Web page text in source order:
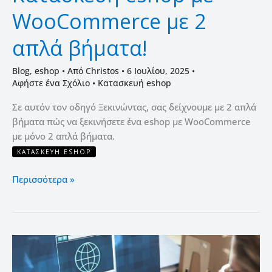
WooCommerce με 2
απλά βήματα!
Blog, eshop • Από Christos • 6 Ιουλίου, 2025 •
Αφήστε ένα Σχόλιο • Κατασκευή eshop
Σε αυτόν τον οδηγό Ξεκινώντας, σας δείχνουμε με 2 απλά
βήματα πώς να ξεκινήσετε ένα eshop με WooCommerce
με μόνο 2 απλά βήματα.
ΚΑΤΑΣΚΕΥΉ ESHOP
Περισσότερα »
Πώς